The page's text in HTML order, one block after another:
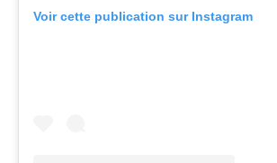
Voir cette publication sur Instagram